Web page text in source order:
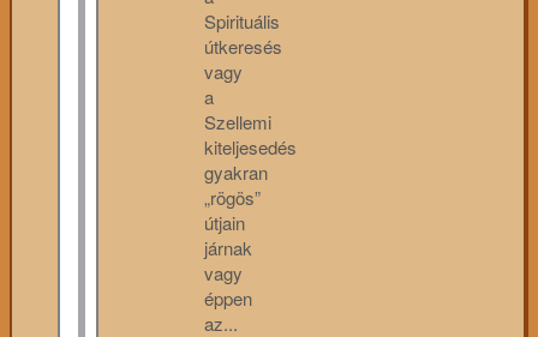
Spirituális
útkeresés
vagy
a
Szellemi
kiteljesedés
gyakran
„rögös”
útjain
járnak
vagy
éppen
az...